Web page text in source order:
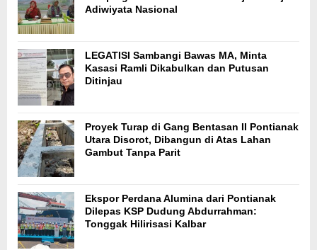
Adiwiyata Nasional
LEGATISI Sambangi Bawas MA, Minta
Kasasi Ramli Dikabulkan dan Putusan
Ditinjau
Proyek Turap di Gang Bentasan II Pontianak
Utara Disorot, Dibangun di Atas Lahan
Gambut Tanpa Parit
Ekspor Perdana Alumina dari Pontianak
Dilepas KSP Dudung Abdurrahman:
Tonggak Hilirisasi Kalbar